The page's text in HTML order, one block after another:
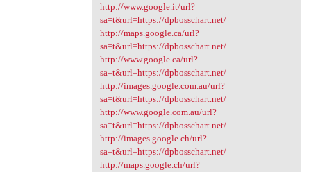
http://www.google.it/url?
sa=t&url=https://dpbosschart.net/
http://maps.google.ca/url?
sa=t&url=https://dpbosschart.net/
http://www.google.ca/url?
sa=t&url=https://dpbosschart.net/
http://images.google.com.au/url?
sa=t&url=https://dpbosschart.net/
http://www.google.com.au/url?
sa=t&url=https://dpbosschart.net/
http://images.google.ch/url?
sa=t&url=https://dpbosschart.net/
http://maps.google.ch/url?